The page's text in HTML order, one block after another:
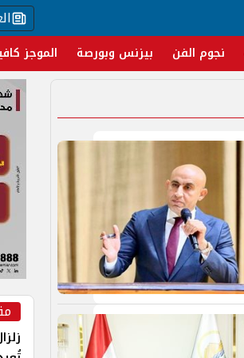
نجوم الفن بيزنس وبورصة الموجز